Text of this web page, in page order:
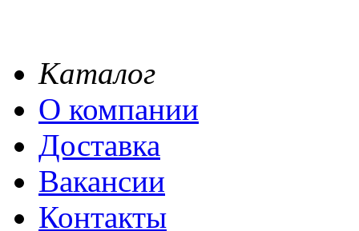
Каталог
О компании
Доставка
Вакансии
Контакты